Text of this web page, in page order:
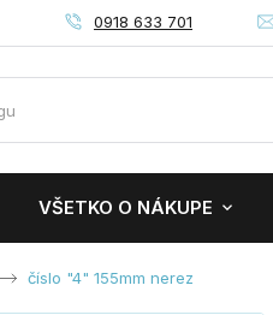
0918 633 701
VŠETKO O NÁKUPE
číslo "4" 155mm nerez